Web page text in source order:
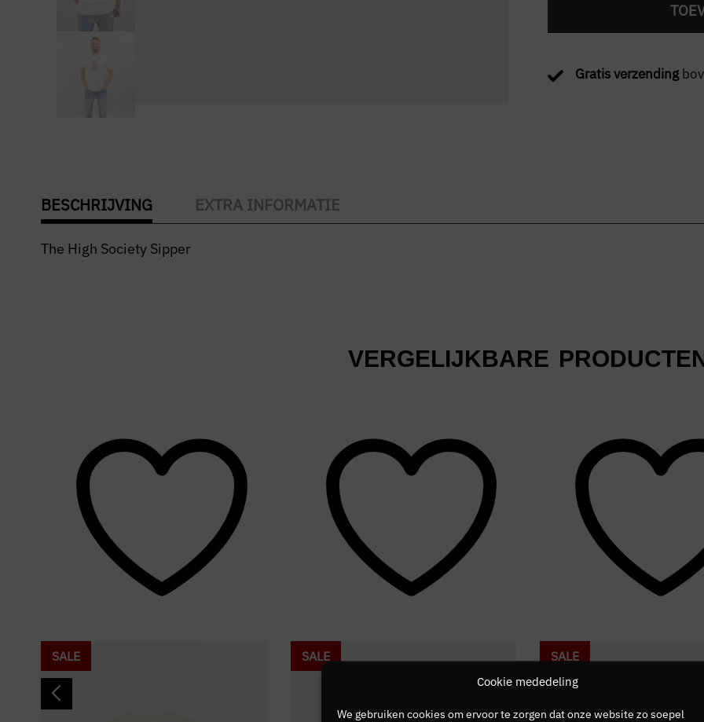
Cookie mededeling
We gebruiken cookies om ervoor te zorgen dat onze website zo soepel
Gratis verzending
BESCHRIJVING EXTRA INFORMATIE
The High Society Sipper
VERGELIJKBARE
SALE SALE SALE